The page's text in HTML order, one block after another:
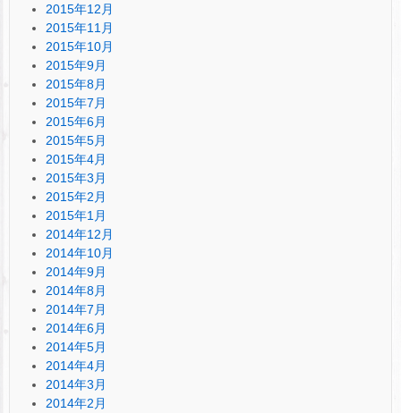
2015年12月
2015年11月
2015年10月
2015年9月
2015年8月
2015年7月
2015年6月
2015年5月
2015年4月
2015年3月
2015年2月
2015年1月
2014年12月
2014年10月
2014年9月
2014年8月
2014年7月
2014年6月
2014年5月
2014年4月
2014年3月
2014年2月